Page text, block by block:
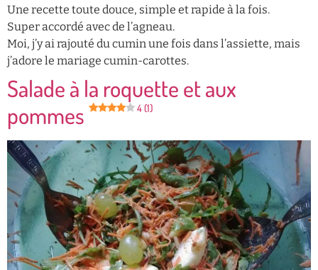
Une recette toute douce, simple et rapide à la fois.
Super accordé avec de l’agneau.
Moi, j’y ai rajouté du cumin une fois dans l’assiette, mais
j’adore le mariage cumin-carottes.
Salade à la roquette et aux
pommes
4 (1)